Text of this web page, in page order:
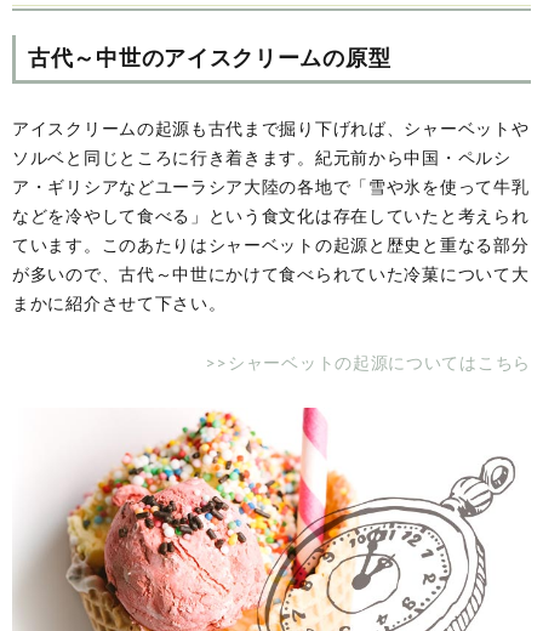
古代～中世のアイスクリームの原型
アイスクリームの起源も古代まで掘り下げれば、シャーベットや
ソルベと同じところに行き着きます。紀元前から中国・ペルシ
ア・ギリシアなどユーラシア大陸の各地で「雪や氷を使って牛乳
などを冷やして食べる」という食文化は存在していたと考えられ
ています。このあたりはシャーベットの起源と歴史と重なる部分
が多いので、古代～中世にかけて食べられていた冷菓について大
まかに紹介させて下さい。
>>シャーベットの起源についてはこちら